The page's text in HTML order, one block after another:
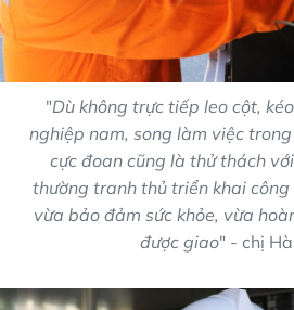
"Dù không trực tiếp leo cột,
nghiệp nam, song làm việc
cực đoan cũng là thử thách
thường tranh thủ triển khai
vừa bảo đảm sức khỏe, vừa
được giao" - chị